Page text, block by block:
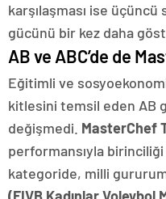
karşılaşması ise
gücünü bir kez daha
AB ve ABC’de de
Eğitimli ve
kitlesini temsil eden AB
değişmedi. MasterChef
performansıyla birinciliği
kategoride, milli